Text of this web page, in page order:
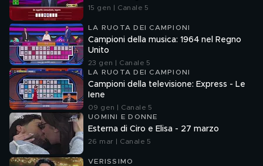
15 gen | Canale 5
LA RUOTA DEI CAMPIONI
Campioni della musica: 1964 nel Regno
Unito
23 gen | Canale 5
LA RUOTA DEI CAMPIONI
Campioni della televisione: Express - Le
Iene
09 gen | Canale 5
UOMINI E DONNE
Esterna di Ciro e Elisa - 27 marzo
26 mar | Canale 5
VERISSIMO